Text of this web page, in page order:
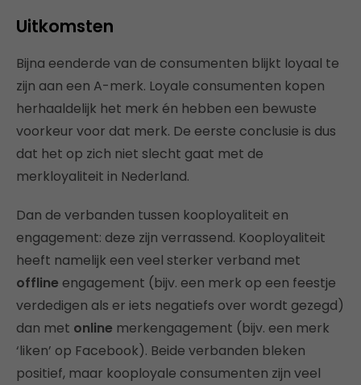
Uitkomsten
Bijna eenderde van de consumenten blijkt loyaal te
zijn aan een A-merk. Loyale consumenten kopen
herhaaldelijk het merk én hebben een bewuste
voorkeur voor dat merk. De eerste conclusie is dus
dat het op zich niet slecht gaat met de
merkloyaliteit in Nederland.
Dan de verbanden tussen kooployaliteit en
engagement: deze zijn verrassend. Kooployaliteit
heeft namelijk een veel sterker verband met
offline engagement (bijv. een merk op een feestje
verdedigen als er iets negatiefs over wordt gezegd)
dan met online merkengagement (bijv. een merk
‘liken’ op Facebook). Beide verbanden bleken
positief, maar kooployale consumenten zijn veel